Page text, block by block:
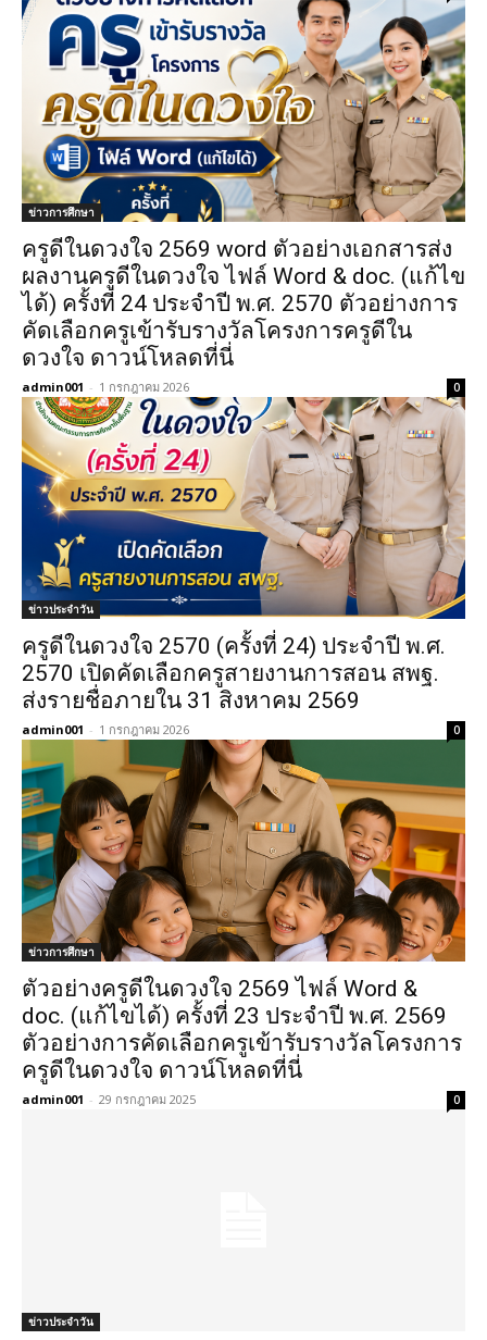
ข่าวการศึกษา
ครูดีในดวงใจ 2569 word ตัวอย่างเอกสารส่ง
ผลงานครูดีในดวงใจ ไฟล์ Word & doc. (แก้ไข
ได้) ครั้งที่ 24 ประจำปี พ.ศ. 2570 ตัวอย่างการ
คัดเลือกครูเข้ารับรางวัลโครงการครูดีใน
ดวงใจ ดาวน์โหลดที่นี่
admin001 - 1 กรกฎาคม 2026 0
ข่าวประจำวัน
ครูดีในดวงใจ 2570 (ครั้งที่ 24) ประจำปี พ.ศ.
2570 เปิดคัดเลือกครูสายงานการสอน สพฐ.
ส่งรายชื่อภายใน 31 สิงหาคม 2569
admin001 - 1 กรกฎาคม 2026 0
ข่าวการศึกษา
ตัวอย่างครูดีในดวงใจ 2569 ไฟล์ Word &
doc. (แก้ไขได้) ครั้งที่ 23 ประจำปี พ.ศ. 2569
ตัวอย่างการคัดเลือกครูเข้ารับรางวัลโครงการ
ครูดีในดวงใจ ดาวน์โหลดที่นี่
admin001 - 29 กรกฎาคม 2025 0
ข่าวประจำวัน